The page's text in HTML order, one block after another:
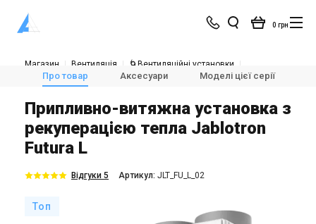
0 грн
Магазин Вентиляція
🌀Вентиляційні установки
💨Припливно-витяжні установки з рекуперацією тепла
Jablotron Futura L
Про товар Аксесуари Моделі цієї серії
Припливно-витяжна установка з
рекуперацією тепла Jablotron
Futura L
Відгуки 5 Aртикул: JLT_FU_L_02
Топ